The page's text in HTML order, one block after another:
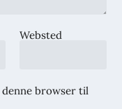
Websted
denne browser til